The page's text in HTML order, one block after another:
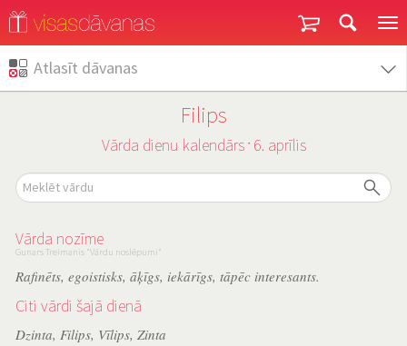
Atlasīt dāvanas
Filips
Vārda dienu kalendārs ˙ 6. aprīlis
Vārda nozīme
Gunars Treimanis "Vārdu noslēpumi"
Rafinēts, egoistisks, āķīgs, iekārīgs, tāpēc interesants.
Citi vārdi šajā dienā
Dzinta, Filips, Vīlips, Zinta